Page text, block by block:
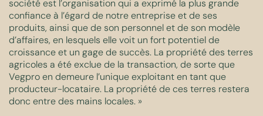
société est l’organisation qui a exprimé la plus grande
confiance à l’égard de notre entreprise et de ses
produits, ainsi que de son personnel et de son modèle
d’affaires, en lesquels elle voit un fort potentiel de
croissance et un gage de succès. La propriété des terres
agricoles a été exclue de la transaction, de sorte que
Vegpro en demeure l’unique exploitant en tant que
producteur-locataire. La propriété de ces terres restera
donc entre des mains locales. »